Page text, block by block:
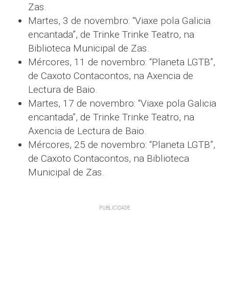
Zas.
Martes, 3 de novembro: “Viaxe pola Galicia
encantada”, de Trinke Trinke Teatro, na
Biblioteca Municipal de Zas.
Mércores, 11 de novembro: “Planeta LGTB”,
de Caxoto Contacontos, na Axencia de
Lectura de Baio.
Martes, 17 de novembro: “Viaxe pola Galicia
encantada”, de Trinke Trinke Teatro, na
Axencia de Lectura de Baio.
Mércores, 25 de novembro: “Planeta LGTB”,
de Caxoto Contacontos, na Biblioteca
Municipal de Zas.